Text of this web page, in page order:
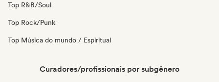
Top R&B/Soul
Top Rock/Punk
Top Música do mundo / Espiritual
Curadores/profissionais por subgênero